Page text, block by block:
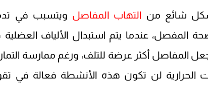
شائع من التهاب المفاصل ويتسبب في
عندما يتم استبدال الألياف
المفاصل أكثر عرضة للتلف، ورغم ممارسة
الحرارية لن تكون هذه الأنشطة فعالة في